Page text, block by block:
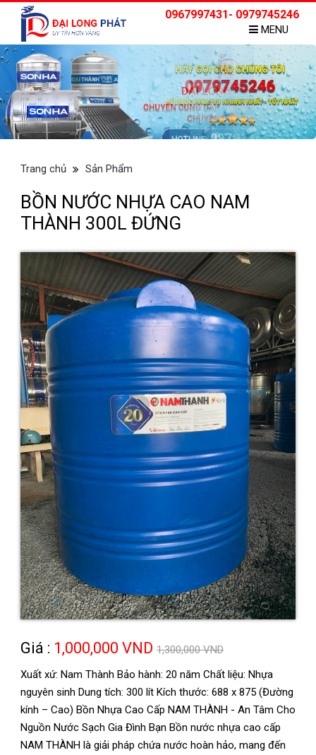
0967997431- 0979745246
MENU
Trang chủ Sản Phẩm
BỒN NƯỚC NHỰA CAO NAM
THÀNH 300L ĐỨNG
Giá : 1,000,000 VND 1,300,000 VND
Xuất xứ: Nam Thành Bảo hành: 20 năm Chất liệu: Nhựa
nguyên sinh Dung tích: 300 lít Kích thước: 688 x 875 (Đường
kính – Cao) Bồn Nhựa Cao Cấp NAM THÀNH - An Tâm Cho
Nguồn Nước Sạch Gia Đình Bạn Bồn nước nhựa cao cấp
NAM THÀNH là giải pháp chứa nước hoàn hảo, mang đến